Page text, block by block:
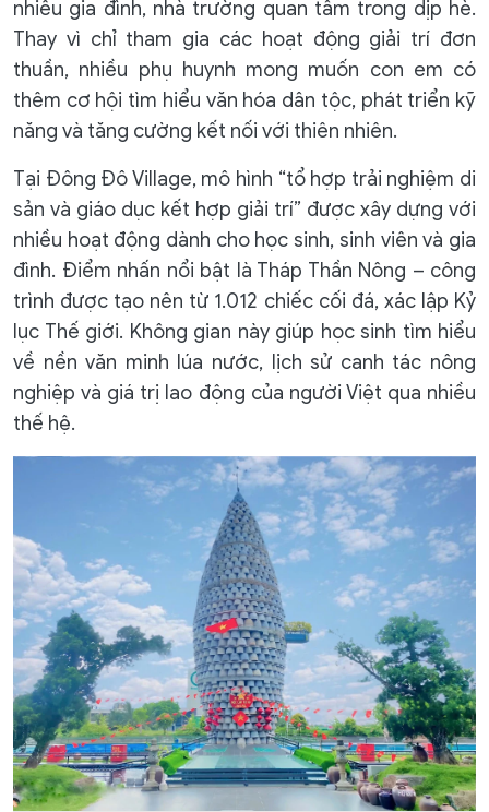
nhiều gia đình, nhà trường quan tâm trong dịp hè.
Thay vì chỉ tham gia các hoạt động giải trí đơn
thuần, nhiều phụ huynh mong muốn con em có
thêm cơ hội tìm hiểu văn hóa dân tộc, phát triển kỹ
năng và tăng cường kết nối với thiên nhiên.
Tại Đông Đô Village, mô hình “tổ hợp trải nghiệm di
sản và giáo dục kết hợp giải trí” được xây dựng với
nhiều hoạt động dành cho học sinh, sinh viên và gia
đình. Điểm nhấn nổi bật là Tháp Thần Nông – công
trình được tạo nên từ 1.012 chiếc cối đá, xác lập Kỷ
lục Thế giới. Không gian này giúp học sinh tìm hiểu
về nền văn minh lúa nước, lịch sử canh tác nông
nghiệp và giá trị lao động của người Việt qua nhiều
thế hệ.